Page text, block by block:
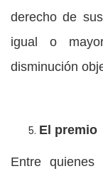
derecho de
igual o
disminución
El premio
Entre